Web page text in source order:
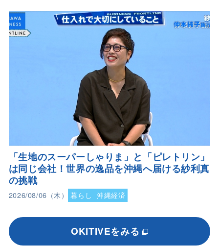
「生地のスーパーしゃりま」と「ピレトリン」
は同じ会社！世界の逸品を沖縄へ届ける紗利真
の挑戦
2026/08/06（木） 暮らし 沖縄経済
OKITIVEをみる